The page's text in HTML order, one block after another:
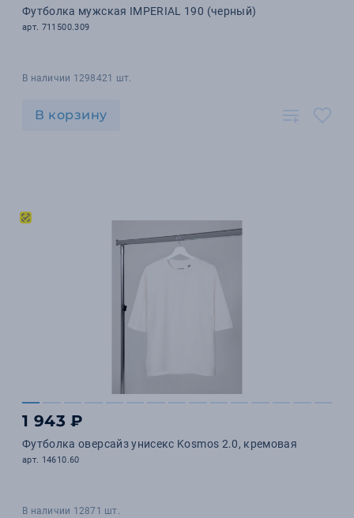
Футболка мужская IMPERIAL 190 (черный)
арт. 711500.309
В наличии 1298421 шт.
В корзину
1 943 ₽
Футболка оверсайз унисекс Kosmos 2.0, кремовая
арт. 14610.60
В наличии 12871 шт.